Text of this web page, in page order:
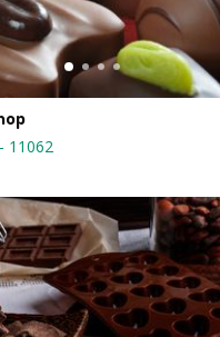
- 11062